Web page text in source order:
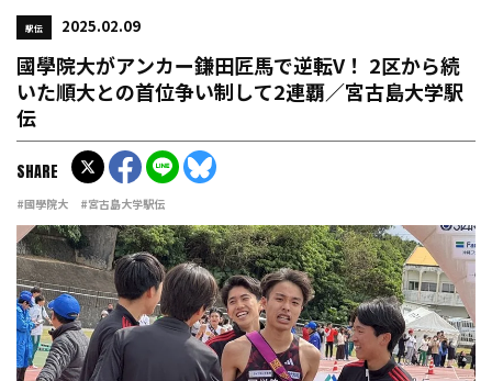
駅伝 2025.02.09
國學院大がアンカー鎌田匠馬で逆転V！ 2区から続
いた順大との首位争い制して2連覇／宮古島大学駅
伝
#國學院大 #宮古島大学駅伝
SHARE